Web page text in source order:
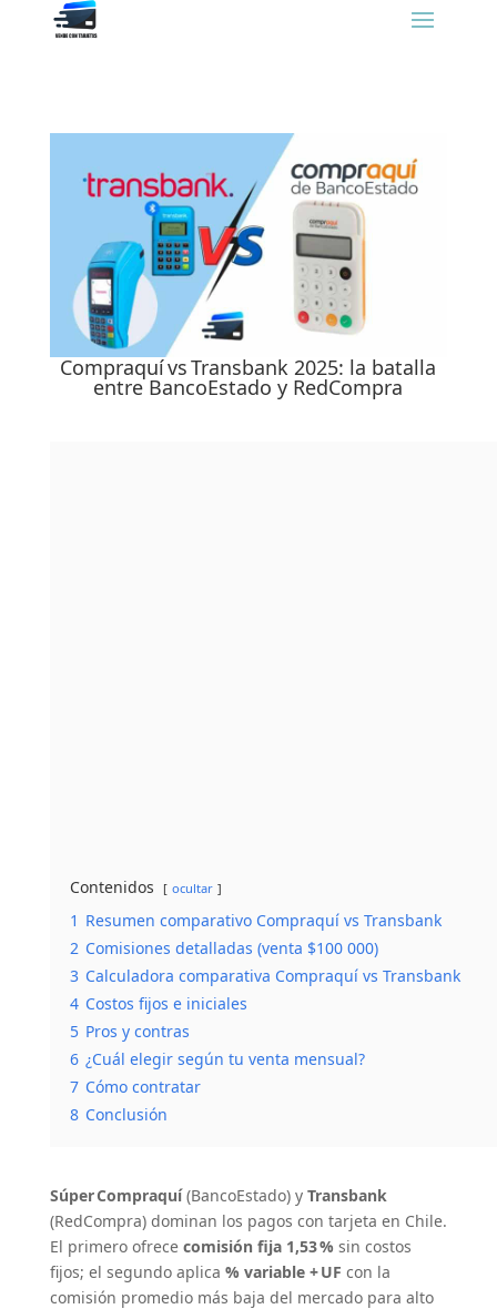
Compraquí vs Transbank 2025: la batalla
entre BancoEstado y RedCompra
Contenidos ocultar
1 Resumen comparativo Compraquí vs Transbank
2 Comisiones detalladas (venta $100 000)
3 Calculadora comparativa Compraquí vs Transbank
4 Costos fijos e iniciales
5 Pros y contras
6 ¿Cuál elegir según tu venta mensual?
7 Cómo contratar
8 Conclusión
Súper Compraquí(BancoEstado) y Transbank
(RedCompra) dominan los pagos con tarjeta en Chile.
El primero ofrece comisión fija 1,53 %sin costos
fijos; el segundo aplica % variable + UF con la
comisión promedio más baja del mercado para alto